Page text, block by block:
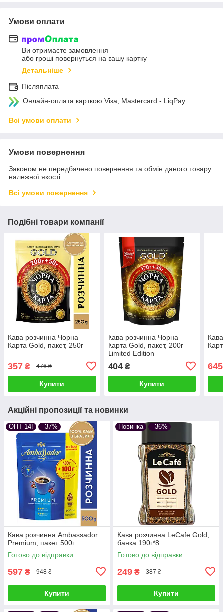
Умови оплати
Ви отримаєте замовлення
або гроші повернуться на вашу картку
Детальніше
Післяплата
Онлайн-оплата карткою Visa, Mastercard - LiqPay
Всі умови оплати
Умови повернення
Законом не передбачено повернення та обмін даного товару
належної якості
Всі умови повернення
Подібні товари компанії
Кава розчинна Чорна
Карта Gold, пакет, 250г
357 ₴ 476 ₴
Купити
Кава розчинна Чорна
Карта Gold, пакет, 200г
Limited Edition
404₴
Купити
645
Акційні пропозиції та новинки
ОПТ 14! –37%
Кава розчинна Ambassador
Premium, пакет 500г
Готово до відправки
597 ₴ 948 ₴
Купити
Новинка –36%
Кава розчинна LeCafe Gold,
банка 190г*8
Готово до відправки
249 ₴ 387 ₴
Купити